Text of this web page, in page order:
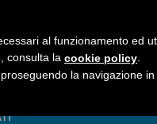
al funzionamento ed
consulta la cookie policy
la navigazione